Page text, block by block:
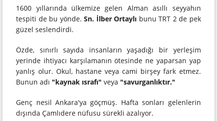
1600 yıllarında ülkemize gelen Alman asıllı seyyahın
tespiti de bu yönde.Sn. İlber Ortaylı bunu TRT 2 de pek
güzel seslendirdi.
Özde, sınırlı sayıda insanların yaşadığı bir yerleşim
yerinde ihtiyacı karşılamanın ötesinde ne yaparsan yap
yanlış olur. Okul, hastane veya cami birşey fark etmez.
Bunun adı "kaynak ısrafı" veya "savurganlıktır."
Genç nesil Ankara'ya göçmüş. Hafta sonları gelenlerin
dışında Çamlıdere nüfusu sürekli azalıyor.